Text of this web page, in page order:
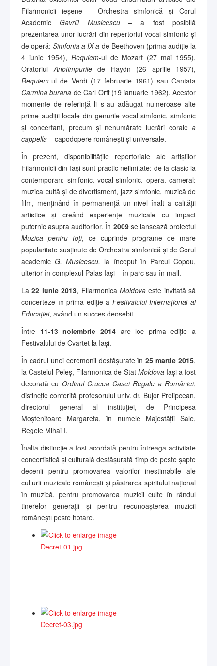
Filarmonicii ieșene – Orchestra simfonică și Corul
AcademicGavriil Musicescu– a fost posibilă
prezentarea unor lucrări din repertoriul vocal-simfonic și
de operă: Simfonia a IX-a de Beethoven (prima audiție la
4 iunie 1954), Requiem-ul de Mozart (27 mai 1955),
OratoriulAnotimpurilede Haydn (26 aprilie 1957),
Requiem-ul de Verdi (17 februarie 1961) sau Cantata
Carmina burana de Carl Orff (19 ianuarie 1962). Acestor
momente de referință li s-au adăugat numeroase alte
prime audiții locale din genurile vocal-simfonic, simfonic
și concertant, precum și nenumărate lucrări corale a
cappella – capodopere românești și universale.
În prezent, disponibilitățile repertoriale ale artiștilor
Filarmonicii din Iași sunt practic nelimitate: de la clasic la
contemporan; simfonic, vocal-simfonic, opera, cameral;
muzica cultă și de divertisment, jazz simfonic, muzică de
film, menținând în permanență un nivel înalt a calității
artistice și creând experiențe muzicale cu impact
puternic asupra auditorilor. În 2009se lansează proiectul
Muzica pentru toți, ce cuprinde programe de mare
popularitate susținute de Orchestra simfonică și de Corul
academicG. Musicescu, la început în Parcul Copou,
ulterior în complexul Palas Iași – în parc sau în mall.
La22 iunie 2013, Filarmonica Moldovaeste invitată să
concerteze în prima ediție a Festivalului Internațional al
Educației, având un succes deosebit.
Între 11-13 noiembrie 2014are loc prima ediție a
Festivalului de Cvartet la Iași.
În cadrul unei ceremonii desfășurate în25 martie 2015,
la Castelul Peleș, Filarmonica de Stat MoldovaIași a fost
decorată cu Ordinul Crucea Casei Regale a României,
distincție conferită profesorului univ. dr. Bujor Prelipcean,
directorul general al instituției, de Principesa
Moștenitoare Margareta, în numele Majestății Sale,
Regele Mihai I.
Înalta distincție a fost acordată pentru întreaga activitate
concertistică și culturală desfășurată timp de peste șapte
decenii pentru promovarea valorilor inestimabile ale
culturii muzicale românești și păstrarea spiritului național
în muzică, pentru promovarea muzicii culte în rândul
tinerelor generații și pentru recunoașterea muzicii
românești peste hotare.